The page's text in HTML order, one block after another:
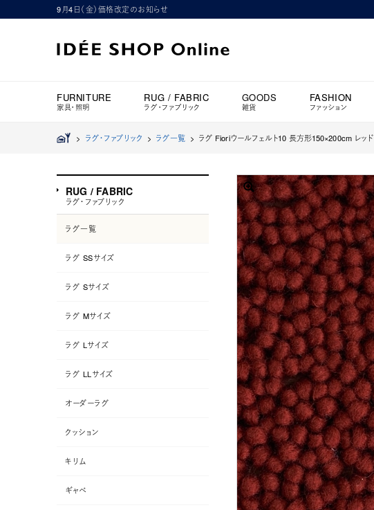
9月4日（金）価格改定のお知らせ
FURNITURE
家具・照明
RUG / FABRIC
ラグ・ファブリック
GOODS
雑貨
FASHION
ファッション
> ラグ・ファブリック > ラグ一覧 > ラグ Fioriウールフェルト10 長方形150×200cm レッド
RUG / FABRIC
ラグ・ファブリック
ラグ一覧
ラグ SSサイズ
ラグ Sサイズ
ラグ Mサイズ
ラグ Lサイズ
ラグ LLサイズ
オーダーラグ
クッション
キリム
ギャベ